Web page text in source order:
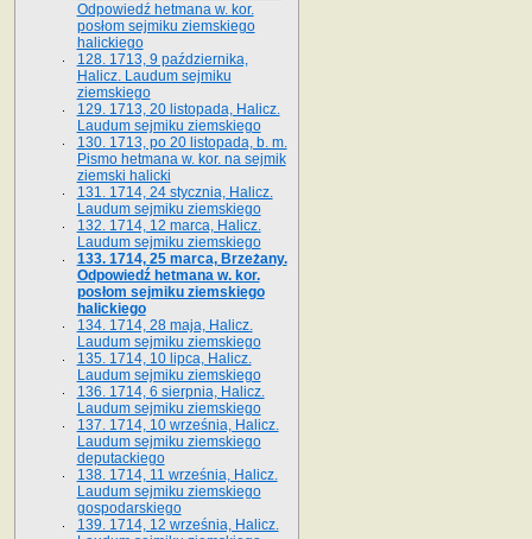
Odpowiedź hetmana w. kor.
posłom sejmiku ziemskiego
halickiego
128. 1713, 9 października,
Halicz. Laudum sejmiku
ziemskiego
129. 1713, 20 listopada, Halicz.
Laudum sejmiku ziemskiego
130. 1713, po 20 listopada, b. m.
Pismo hetmana w. kor. na sejmik
ziemski halicki
131. 1714, 24 stycznia, Halicz.
Laudum sejmiku ziemskiego
132. 1714, 12 marca, Halicz.
Laudum sejmiku ziemskiego
133. 1714, 25 marca, Brzeżany.
Odpowiedź hetmana w. kor.
posłom sejmiku ziemskiego
halickiego
134. 1714, 28 maja, Halicz.
Laudum sejmiku ziemskiego
135. 1714, 10 lipca, Halicz.
Laudum sejmiku ziemskiego
136. 1714, 6 sierpnia, Halicz.
Laudum sejmiku ziemskiego
137. 1714, 10 września, Halicz.
Laudum sejmiku ziemskiego
deputackiego
138. 1714, 11 września, Halicz.
Laudum sejmiku ziemskiego
gospodarskiego
139. 1714, 12 września, Halicz.